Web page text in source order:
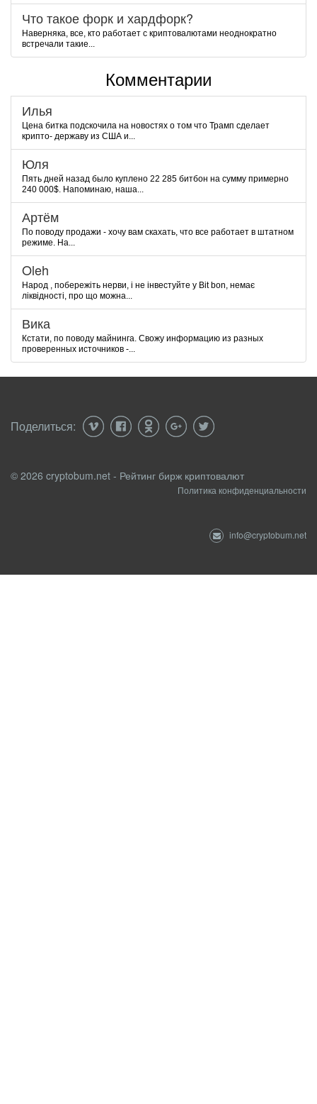
Что такое форк и хардфорк?
Наверняка, все, кто работает с криптовалютами неоднократно
встречали такие...
Комментарии
Илья
Цена битка подскочила на новостях о том что Трамп сделает
крипто- державу из США и...
Юля
Пять дней назад было куплено 22 285 битбон на сумму примерно
240 000$. Напоминаю, наша...
Артём
По поводу продажи - хочу вам скахать, что все работает в штатном
режиме. На...
Oleh
Народ , побережіть нерви, і не інвестуйте у Bit bon, немає
ліквідності, про що можна...
Вика
Кстати, по поводу майнинга. Свожу информацию из разных
проверенных источников -...
Поделиться:
© 2026 cryptobum.net - Рейтинг бирж криптовалют
Политика конфиденциальности
info@cryptobum.net